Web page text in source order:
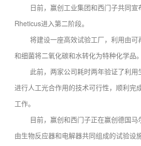
日前，赢创工业集团和西门子共同宣
Rheticus进入第二阶段。
将建设一座高效试验工厂，利用由可
和细菌将二氧化碳和水转化为特种化学品。
此前，两家公司耗时两年验证了利用
进行人工光合作用的技术可行性，顺利完
工作。
目前，赢创和西门子正在赢创德国马
由生物反应器和电解器共同组成的试验设